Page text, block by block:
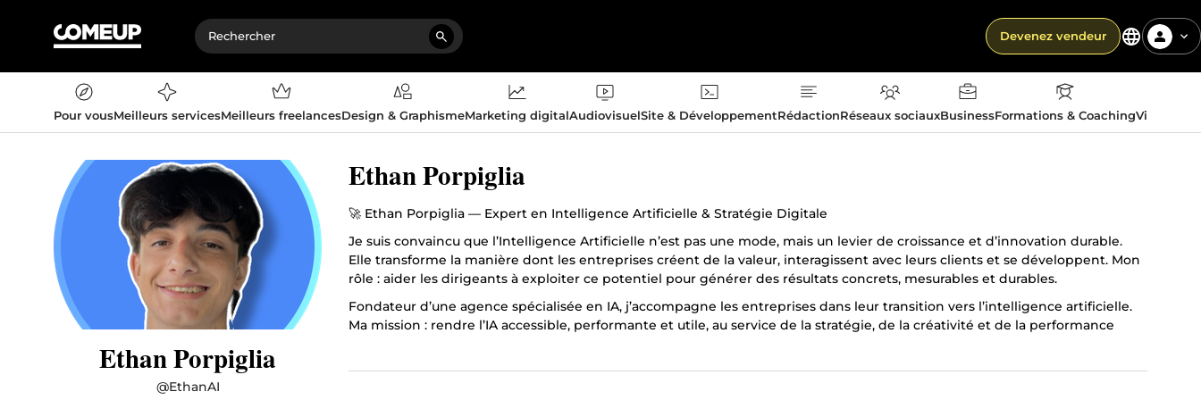
Devenez vendeur
Pour vousMeilleurs servicesMeilleurs freelancesDesign & GraphismeMarketing digitalAudiovisuelSite & DéveloppementRédactionRéseaux sociauxBusinessFormations & CoachingVie
Ethan Porpiglia
@EthanAI
Ethan Porpiglia
🚀 Ethan Porpiglia — Expert en Intelligence Artificielle & Stratégie Digitale
Je suis convaincu que l’Intelligence Artificielle n’est pas une mode, mais un levier de croissance et d’innovation durable.
Elle transforme la manière dont les entreprises créent de la valeur, interagissent avec leurs clients et se développent. Mon
rôle : aider les dirigeants à exploiter ce potentiel pour générer des résultats concrets, mesurables et durables.
Fondateur d’une agence spécialisée en IA, j’accompagne les entreprises dans leur transition vers l’intelligence artificielle.
Ma mission : rendre l’IA accessible, performante et utile, au service de la stratégie, de la créativité et de la performance
💡 Mon approche